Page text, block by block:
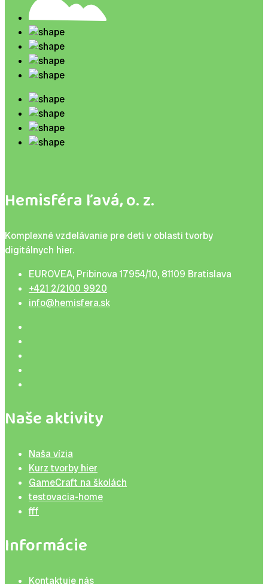
Hemisféra ľavá, o. z.
Komplexné vzdelávanie pre deti v oblasti tvorby
digitálnych hier.
EUROVEA, Pribinova 17954/10, 81109 Bratislava
+421 2/2100 9920
info@hemisfera.sk
Naše aktivity
Naša vízia
Kurz tvorby hier
GameCraft na školách
testovacia-home
fff
Informácie
Kontaktuje nás